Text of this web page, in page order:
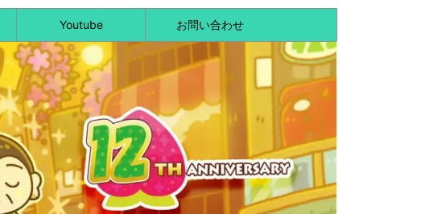
Youtube お問い合わせ